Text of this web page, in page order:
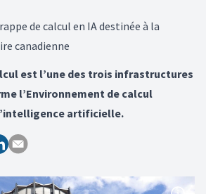
de calcul en IA destinée à la
canadienne
est l’une des trois infrastructures
l’Environnement de calcul
artificielle.